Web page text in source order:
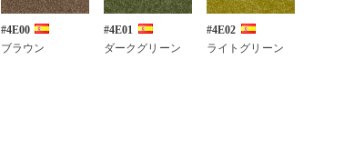
#4E00
ブラウン
#4E01
ダークグリーン
#4E02
ライトグリーン